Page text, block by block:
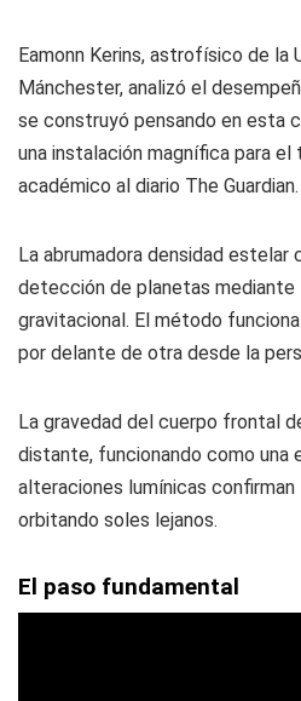
Eamonn Kerins, astrofísico de la
Mánchester, analizó el
se construyó pensando en esta
una instalación magnífica para el
académico al diario The Guardian.
La abrumadora densidad
detección de planetas
gravitacional. El método
por delante de otra desde la
La gravedad del cuerpo frontal
distante, funcionando como una
alteraciones lumínicas confirman
orbitando soles lejanos.
El paso fundamental